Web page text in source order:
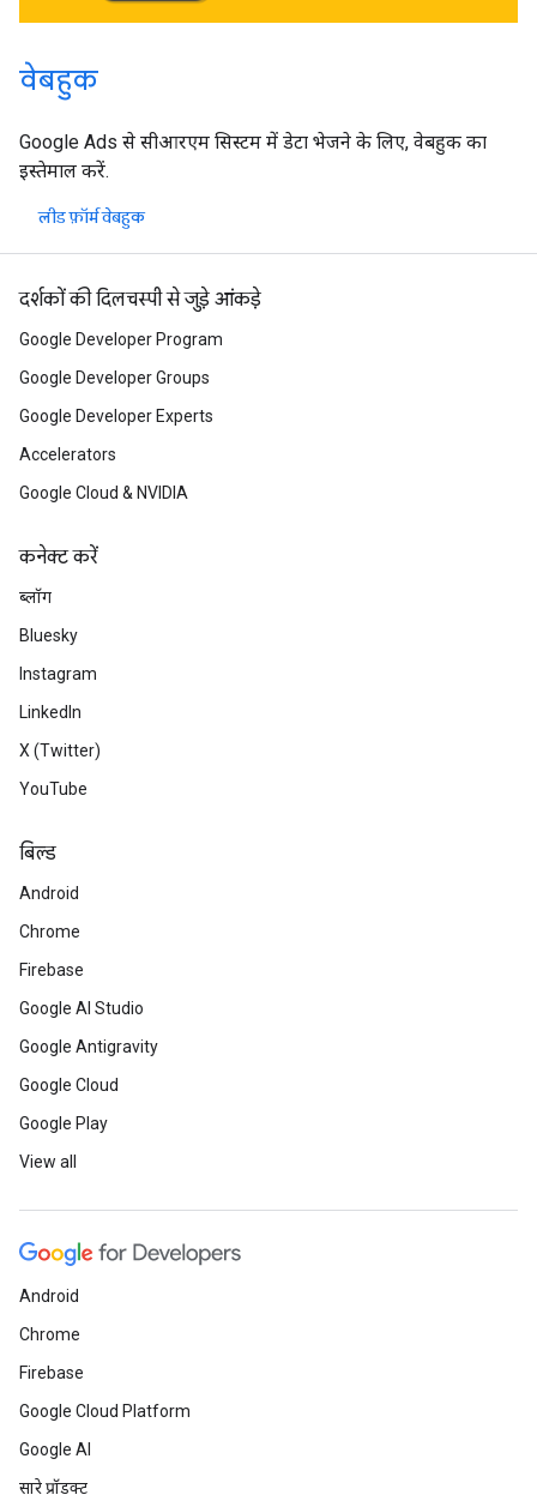
वेबहुक
Google Ads से सीआरएम सिस्टम में डेटा भेजने के लिए, वेबहुक का
इस्तेमाल करें.
लीड फ़ॉर्म वेबहुक
दर्शकों की दिलचस्पी से जुड़े आंकड़े
Google Developer Program
Google Developer Groups
Google Developer Experts
Accelerators
Google Cloud & NVIDIA
कनेक्ट करें
ब्लॉग
Bluesky
Instagram
LinkedIn
X (Twitter)
YouTube
बिल्ड
Android
Chrome
Firebase
Google AI Studio
Google Antigravity
Google Cloud
Google Play
View all
Android
Chrome
Firebase
Google Cloud Platform
Google AI
सारे प्रॉडक्ट